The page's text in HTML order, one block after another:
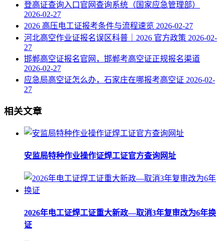
登高证查询入口官网查询系统（国家应急管理部）
2026-02-27
2026 高压电工证报考条件与流程速览 2026-02-27
河北高空作业证报名误区科普｜2026 官方政策 2026-02-
27
邯郸高空证报名官网，邯郸考高空证正规报名渠道
2026-02-27
应急局高空证怎么办，石家庄在哪报考高空证 2026-02-
27
相关文章
安监局特种作业操作证焊工证官方查询网址
2026年电工证焊工证重大新政—取消3年复审改为6年换
证